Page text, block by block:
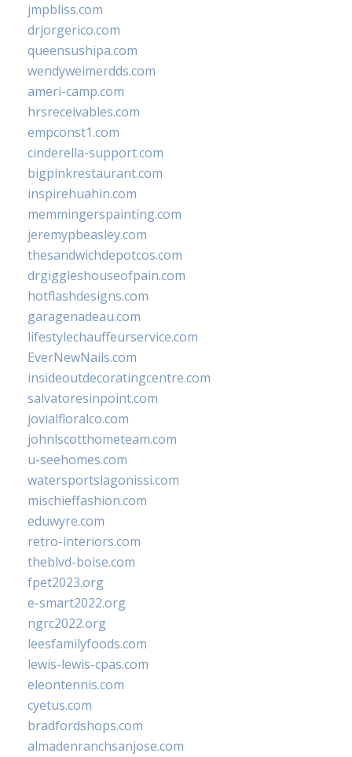
jmpbliss.com
drjorgerico.com
queensushipa.com
wendyweimerdds.com
ameri-camp.com
hrsreceivables.com
empconst1.com
cinderella-support.com
bigpinkrestaurant.com
inspirehuahin.com
memmingerspainting.com
jeremypbeasley.com
thesandwichdepotcos.com
drgiggleshouseofpain.com
hotflashdesigns.com
garagenadeau.com
lifestylechauffeurservice.com
EverNewNails.com
insideoutdecoratingcentre.com
salvatoresinpoint.com
jovialfloralco.com
johnlscotthometeam.com
u-seehomes.com
watersportslagonissi.com
mischieffashion.com
eduwyre.com
retro-interiors.com
theblvd-boise.com
fpet2023.org
e-smart2022.org
ngrc2022.org
leesfamilyfoods.com
lewis-lewis-cpas.com
eleontennis.com
cyetus.com
bradfordshops.com
almadenranchsanjose.com